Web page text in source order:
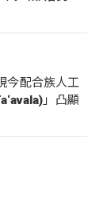
今配合族人工
」凸顯